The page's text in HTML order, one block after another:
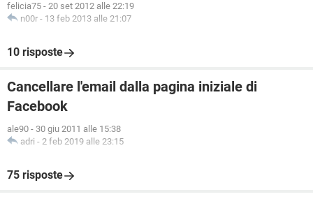
felicia75 - 20 set 2012 alle 22:19
n00r - 13 feb 2013 alle 21:07
10 risposte
Cancellare l'email dalla pagina iniziale di
Facebook
ale90 - 30 giu 2011 alle 15:38
adri - 2 feb 2019 alle 23:15
75 risposte